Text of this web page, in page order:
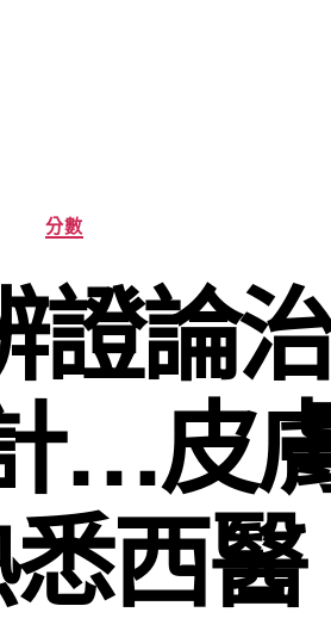
分
類
分數
證論
…皮
西醫